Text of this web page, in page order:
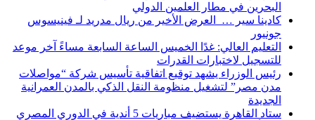
البحرين في مطار العلمين الدولي
كادينا سير … العرض الأخير من ريال مدريد لـ فينيسوس
جونيور
التعليم العالي: غدًا الخميس الساعة السابعة مساءً آخر موعد
للتسجيل لاختبارات القدرات
رئيس الوزراء يشهد توقيع اتفاقية تأسيس شركة “مواصلات
مدن مصر” لتشغيل منظومة النقل الذكي بالمدن العمرانية
الجديدة
ستاد القاهرة يستضيف مباريات 5 أندية في الدوري المصري